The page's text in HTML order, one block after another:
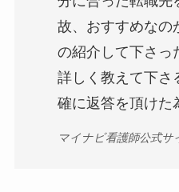
故、おすすめなの
の紹介して下さっ
詳しく教えて下さ
確に返答を頂けた
マイナビ看護師公式サ